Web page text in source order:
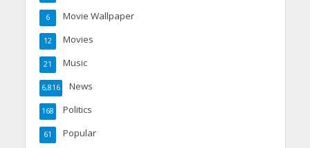
Movie Wallpaper
6
Movies
12
Music
21
News
6,816
Politics
168
Popular
61